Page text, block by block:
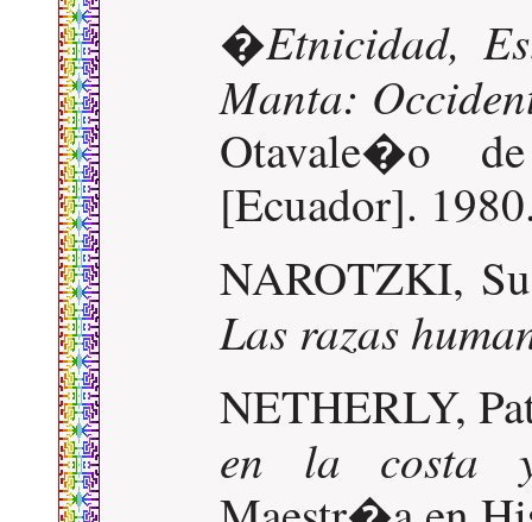
�Etnicidad,
Manta:
Otavale�o
[Ecuador].
NAROTZKI,
Las razas
NETHERLY,
en la costa